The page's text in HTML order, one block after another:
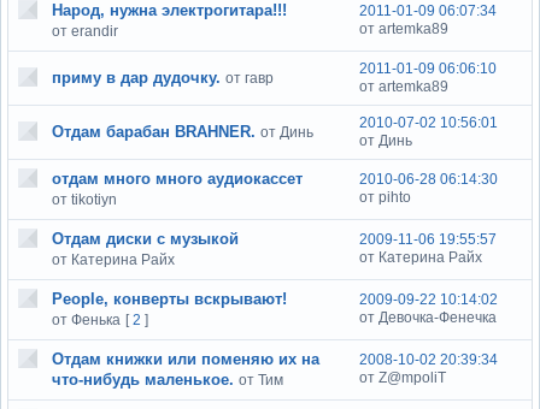
Народ, нужна электрогитара!!!
от erandir
2011-01-09 06:07:34
от artemka89
приму в дар дудочку. от гавр
2011-01-09 06:06:10
от artemka89
Отдам барабан BRAHNER. от Динь
2010-07-02 10:56:01
от Динь
отдам много много аудиокассет
от tikotiyn
2010-06-28 06:14:30
от pihto
Отдам диски с музыкой
от Катерина Райх
2009-11-06 19:55:57
от Катерина Райх
People, конверты вскрывают!
от Фенька [2 ]
2009-09-22 10:14:02
от Девочка-Фенечка
Отдам книжки или поменяю их на
что-нибудь маленькое. от Тим
2008-10-02 20:39:34
от Z@mpoliT